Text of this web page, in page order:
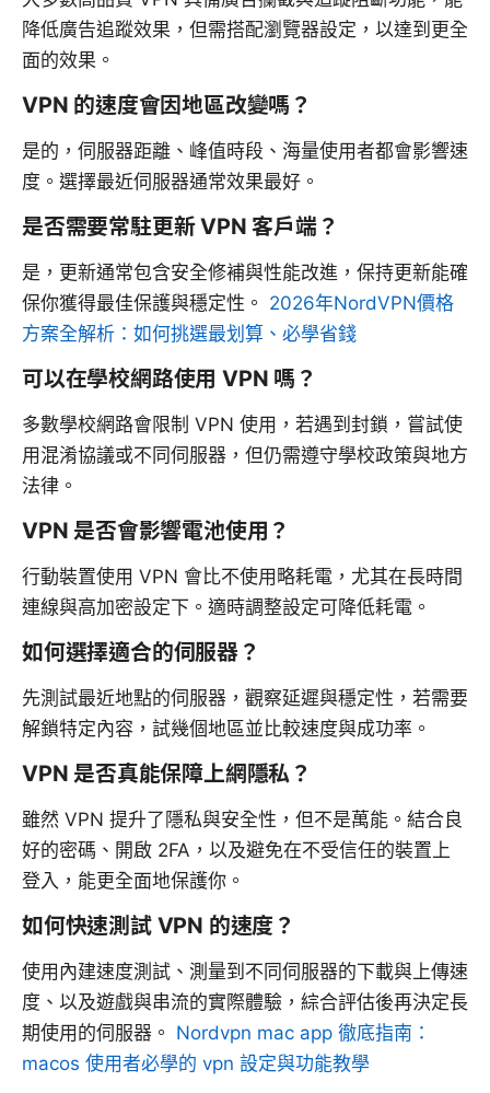
降低廣告追蹤效果，但需搭配瀏覽器設定，以達到更全
面的效果。
VPN 的速度會因地區改變嗎？
是的，伺服器距離、峰值時段、海量使用者都會影響速
度。選擇最近伺服器通常效果最好。
是否需要常駐更新 VPN 客戶端？
是，更新通常包含安全修補與性能改進，保持更新能確
保你獲得最佳保護與穩定性。 2026年NordVPN價格
方案全解析：如何挑選最划算、必學省錢
可以在學校網路使用 VPN 嗎？
多數學校網路會限制 VPN 使用，若遇到封鎖，嘗試使
用混淆協議或不同伺服器，但仍需遵守學校政策與地方
法律。
VPN 是否會影響電池使用？
行動裝置使用 VPN 會比不使用略耗電，尤其在長時間
連線與高加密設定下。適時調整設定可降低耗電。
如何選擇適合的伺服器？
先測試最近地點的伺服器，觀察延遲與穩定性，若需要
解鎖特定內容，試幾個地區並比較速度與成功率。
VPN 是否真能保障上網隱私？
雖然 VPN 提升了隱私與安全性，但不是萬能。結合良
好的密碼、開啟 2FA，以及避免在不受信任的裝置上
登入，能更全面地保護你。
如何快速測試 VPN 的速度？
使用內建速度測試、測量到不同伺服器的下載與上傳速
度、以及遊戲與串流的實際體驗，綜合評估後再決定長
期使用的伺服器。 Nordvpn mac app 徹底指南：
macos 使用者必學的 vpn 設定與功能教學